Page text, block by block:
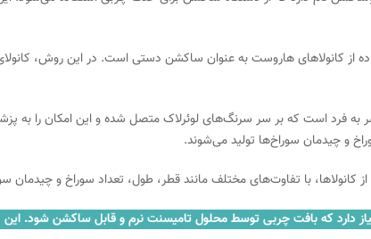
از کانولاهای هاروست به عنوان ساکشن دستی است. در این روش،
فرد است که بر سر سرنگ‌های لوئرلاک متصل شده و این امکان را به
و چیدمان سوراخ‌ها تولید می‌شوند.
کانولاها، با تفاوت‌های مختلف مانند قطر، طول، تعداد سوراخ و چیدمان
که بافت چربی توسط محلول تامیسنت نرم و قابل ساکشن شود. این